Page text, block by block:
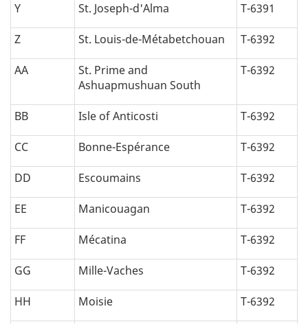
Y St. Joseph-d'Alma T-6391
Z St. Louis-de-Métabetchouan T-6392
AA
St. Prime and
Ashuapmushuan South
T-6392
BB Isle of Anticosti T-6392
CC Bonne-Espérance T-6392
DD Escoumains T-6392
EE Manicouagan T-6392
FF Mécatina T-6392
GG Mille-Vaches T-6392
HH Moisie T-6392